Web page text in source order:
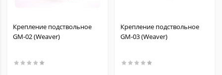
Крепление подствольное
GM-02 (Weaver)
Крепление подствольное
GM-03 (Weaver)